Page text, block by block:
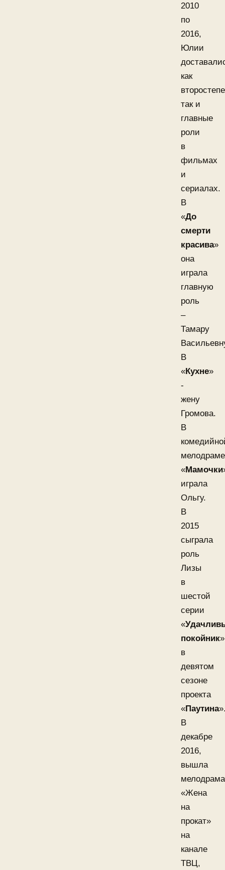
2010
по
2016,
Юлии
как
так и
главные
роли
в
фильмах
и
сериалах.
В
«До
смерти
красива»
она
играла
главную
роль
–
Тамару
В
«Кухне»
-
жену
Громова.
В
мелодраме
«Мамочки
играла
Ольгу.
В
2015
сыграла
роль
Лизы
в
шестой
серии
«
покойник»
в
девятом
сезоне
проекта
«Паутина
В
декабре
2016,
вышла
мелодрама
«Жена
на
прокат»
на
канале
ТВЦ,